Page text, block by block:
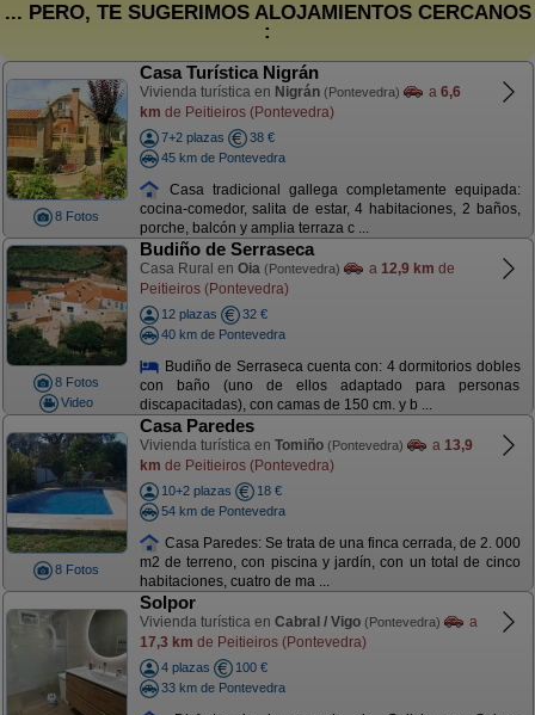
... PERO, TE SUGERIMOS ALOJAMIENTOS CERCANOS
:
8 Fotos
Casa Turística Nigrán
Vivienda turística en Nigrán (Pontevedra) a 6,6
km de Peitieiros (Pontevedra)
7+2 plazas
38 €
45 km de Pontevedra
Casa tradicional gallega completamente equipada:
cocina-comedor, salita de estar, 4 habitaciones, 2 baños,
porche, balcón y amplia terraza c ...
8 Fotos
Video
Budiño de Serraseca
Casa Rural en Oia (Pontevedra) a 12,9 km de
Peitieiros (Pontevedra)
12 plazas
32 €
40 km de Pontevedra
Budiño de Serraseca cuenta con: 4 dormitorios dobles
con baño (uno de ellos adaptado para personas
discapacitadas), con camas de 150 cm. y b ...
8 Fotos
Casa Paredes
Vivienda turística en Tomiño (Pontevedra) a 13,9
km de Peitieiros (Pontevedra)
10+2 plazas
18 €
54 km de Pontevedra
Casa Paredes: Se trata de una finca cerrada, de 2. 000
m2 de terreno, con piscina y jardín, con un total de cinco
habitaciones, cuatro de ma ...
Solpor
Vivienda turística en Cabral / Vigo (Pontevedra)
a
17,3 km de Peitieiros (Pontevedra)
4 plazas
100 €
33 km de Pontevedra